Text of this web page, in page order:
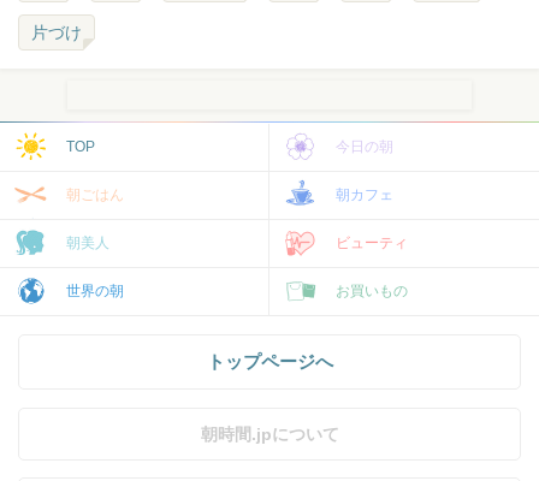
片づけ
TOP 今日の朝
朝ごはん 朝カフェ
朝美人 ビューティ
世界の朝 お買いもの
トップページへ
朝時間.jpについて